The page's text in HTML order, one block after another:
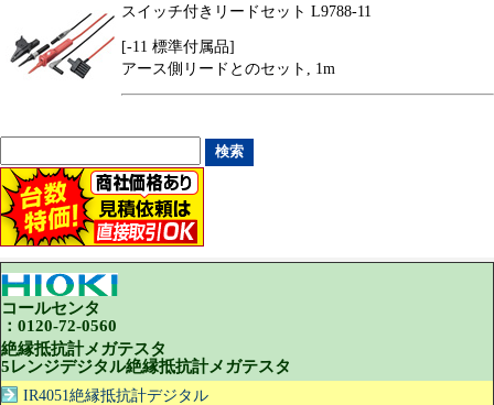
スイッチ付きリードセット L9788-11
[-11 標準付属品]
アース側リードとのセット, 1m
コールセンタ
：0120-72-0560
絶縁抵抗計メガテスタ
5レンジデジタル絶縁抵抗計メガテスタ
IR4051絶縁抵抗計デジタル